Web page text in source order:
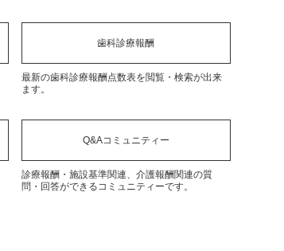
歯科診療報酬
最新の歯科診療報酬点数表を閲覧・検索が出来
ます。
Q&Aコミュニティー
診療報酬・施設基準関連、介護報酬関連の質
問・回答ができるコミュニティーです。